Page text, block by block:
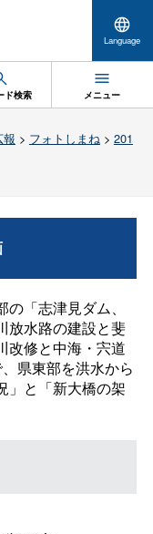
Language
ド検索 メニュー
報 > フォトしまね> 201
「志津見ダム、
放水路の建設と斐
改修と中海・宍道
県東部を洪水から
」と「新大橋の架